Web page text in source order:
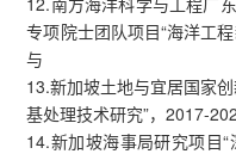
专项院士团队项目“海洋工
与
13.新加坡土地与宜居国家
基处理技术研究”，2017-
14.新加坡海事局研究项目“